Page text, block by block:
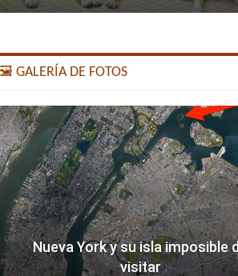
GALERÍA DE FOTOS
Nueva York y su isla imposible
visitar